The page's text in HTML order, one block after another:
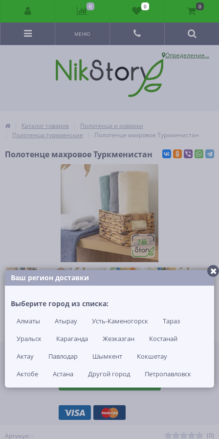
Определение...
МЕНЮ
Каталог товаров
Полотенца и коврики
Полотенца туркменские
Полотенце махровое Туркменистан
Полотенце махровое Туркменистан
Артикул: - (0)
Нет в наличии
Ваш регион доставки
Выберите город из списка:
Алматы Атырау Усть-Каменогорск
Тараз
Уральск
Караганда Жезказган
Костанай
Актау
Павлодар Шымкент
Кокшетау
Актобе
Астана Другой город Петропавловск
0 0 0